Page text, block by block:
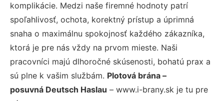
komplikácie. Medzi naše firemné hodnoty patrí
spoľahlivosť, ochota, korektný prístup a úprimná
snaha o maximálnu spokojnosť každého zákazníka,
ktorá je pre nás vždy na prvom mieste. Naši
pracovníci majú dlhoročné skúsenosti, bohatú prax a
sú plne k vašim službám. Plotová brána –
posuvná Deutsch Haslau – www.i-brany.sk je tu pre